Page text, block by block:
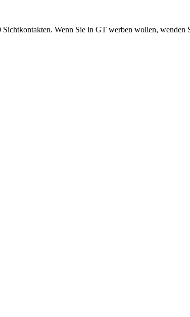
Wenn Sie in GT werben wollen,